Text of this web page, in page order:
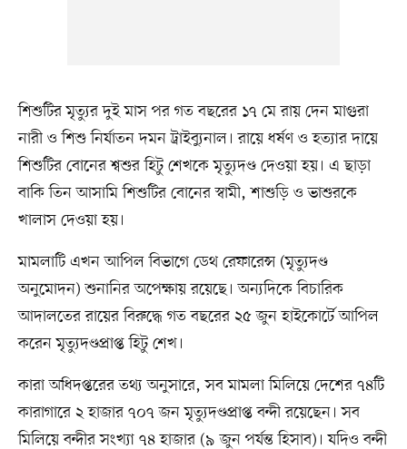
শিশুটির মৃত্যুর দুই মাস পর গত বছরের ১৭ মে রায় দেন মাগুরা
নারী ও শিশু নির্যাতন দমন ট্রাইব্যুনাল। রায়ে ধর্ষণ ও হত্যার দায়ে
শিশুটির বোনের শ্বশুর হিটু শেখকে মৃত্যুদণ্ড দেওয়া হয়। এ ছাড়া
বাকি তিন আসামি শিশুটির বোনের স্বামী, শাশুড়ি ও ভাশুরকে
খালাস দেওয়া হয়।
মামলাটি এখন আপিল বিভাগে ডেথ রেফারেন্স (মৃত্যুদণ্ড
অনুমোদন) শুনানির অপেক্ষায় রয়েছে। অন্যদিকে বিচারিক
আদালতের রায়ের বিরুদ্ধে গত বছরের ২৫ জুন হাইকোর্টে আপিল
করেন মৃত্যুদণ্ডপ্রাপ্ত হিটু শেখ।
কারা অধিদপ্তরের তথ্য অনুসারে, সব মামলা মিলিয়ে দেশের ৭৪টি
কারাগারে ২ হাজার ৭০৭ জন মৃত্যুদণ্ডপ্রাপ্ত বন্দী রয়েছেন। সব
মিলিয়ে বন্দীর সংখ্যা ৭৪ হাজার (৯ জুন পর্যন্ত হিসাব)। যদিও বন্দী